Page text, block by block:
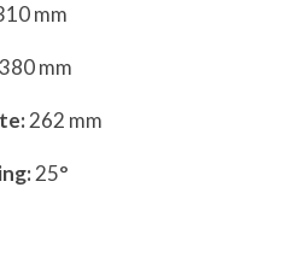
mm
380 mm
262 mm
25°